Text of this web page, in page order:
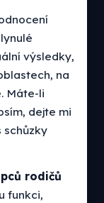
výsledky,
na
Máte-li
dejte mi
schůzky
rodičů
funkci,